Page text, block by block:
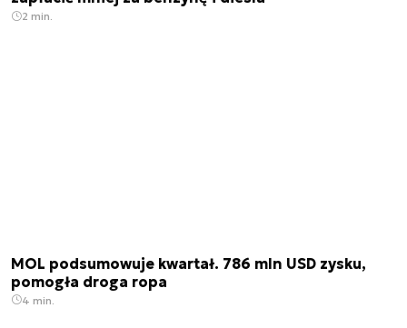
2 min.
MOL podsumowuje kwartał. 786 mln USD zysku,
pomogła droga ropa
4 min.